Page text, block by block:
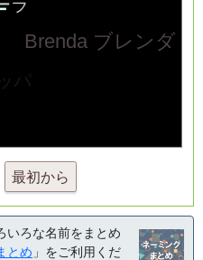
最初から
いろな名前をまとめ
とめ 」をご利用くだ